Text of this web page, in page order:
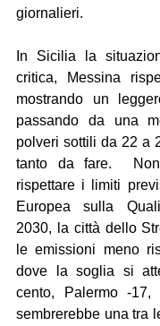
giornalieri.
In Sicilia la
critica, Messina
mostrando un
passando da una
polveri sottili da 22 a
tanto da fare.
rispettare i limiti
Europea sulla
2030, la città dello
le emissioni meno
dove la soglia si
cento, Palermo -17,
sembrerebbe una tra